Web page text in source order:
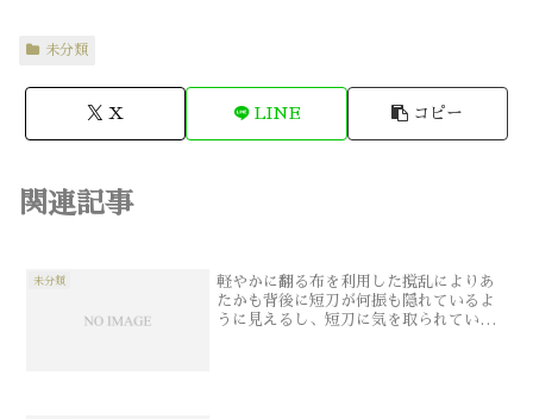
未分類
X LINE コピー
関連記事
未分類
軽やかに翻る布を利用した撹乱によりあ
たかも背後に短刀が何振も隠れているよ
うに見えるし、短刀に気を取られている